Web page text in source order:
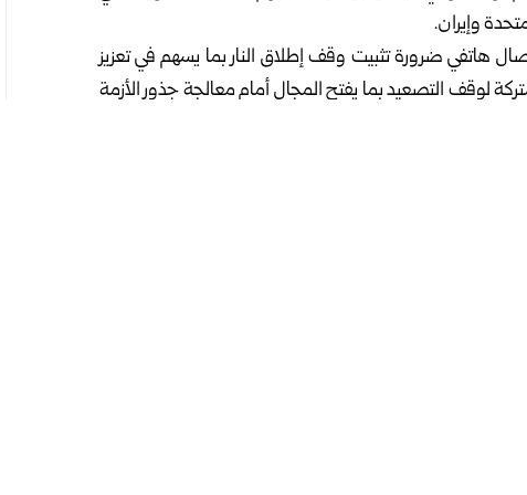
وإيران.
هاتفي ضرورة تثبيت وقف إطلاق النار بما يسهم في تعزيز
لوقف التصعيد بما يفتح المجال أمام معالجة جذور الأزمة